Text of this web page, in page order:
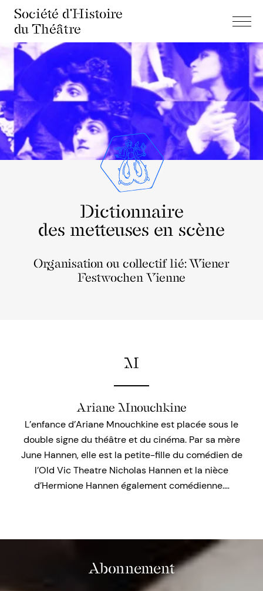
Société d'Histoire
du Théâtre
Dictionnaire
des metteuses en scène
Organisation ou collectif lié: Wiener
Festwochen Vienne
M
Ariane Mnouchkine
L’enfance d’Ariane Mnouchkine est placée sous le
double signe du théâtre et du cinéma. Par sa mère
June Hannen, elle est la petite-fille du comédien de
l’Old Vic Theatre Nicholas Hannen et la nièce
d’Hermione Hannen également comédienne.…
Abonnement